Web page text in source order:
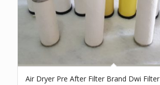
Air Dryer Pre After Filter Brand Dwi Filter